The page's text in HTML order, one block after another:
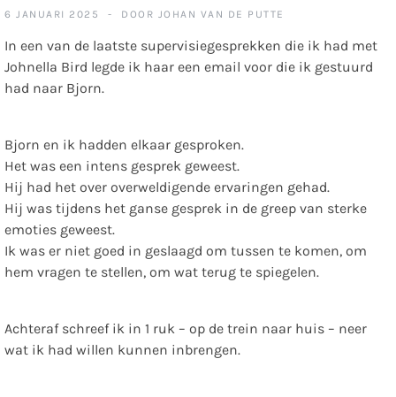
6 JANUARI 2025 DOOR JOHAN VAN DE PUTTE
In een van de laatste supervisiegesprekken die ik had met
Johnella Bird legde ik haar een email voor die ik gestuurd
had naar Bjorn.
Bjorn en ik hadden elkaar gesproken.
Het was een intens gesprek geweest.
Hij had het over overweldigende ervaringen gehad.
Hij was tijdens het ganse gesprek in de greep van sterke
emoties geweest.
Ik was er niet goed in geslaagd om tussen te komen, om
hem vragen te stellen, om wat terug te spiegelen.
Achteraf schreef ik in 1 ruk – op de trein naar huis – neer
wat ik had willen kunnen inbrengen.